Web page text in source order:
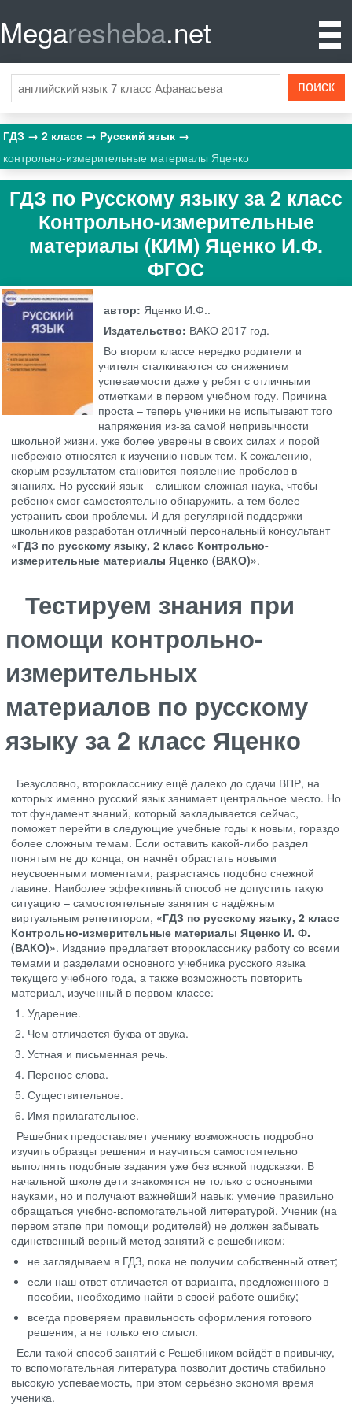
Megaresheba.net
ГДЗ 2 класс
Русский язык
контрольно-измерительные материалы Яценко
ГДЗ по Русскому языку за 2 класс
Контрольно-измерительные
материалы (КИМ) Яценко И.Ф.
ФГОС
автор: Яценко И.Ф..
Издательство: ВАКО 2017 год.
Во втором классе нередко родители и
учителя сталкиваются со снижением
успеваемости даже у ребят с отличными
отметками в первом учебном году. Причина
проста – теперь ученики не испытывают того
напряжения из-за самой непривычности
школьной жизни, уже более уверены в своих силах и порой
небрежно относятся к изучению новых тем. К сожалению,
скорым результатом становится появление пробелов в
знаниях. Но русский язык – слишком сложная наука, чтобы
ребенок смог самостоятельно обнаружить, а тем более
устранить свои проблемы. И для регулярной поддержки
школьников разработан отличный персональный консультант
«ГДЗ по русскому языку, 2 класс Контрольно-
измерительные материалы Яценко (ВАКО)».
Тестируем знания при
помощи контрольно-
измерительных
материалов по русскому
языку за 2 класс Яценко
Безусловно, второкласснику ещё далеко до сдачи ВПР, на
которых именно русский язык занимает центральное место. Но
тот фундамент знаний, который закладывается сейчас,
поможет перейти в следующие учебные годы к новым, гораздо
более сложным темам. Если оставить какой-либо раздел
понятым не до конца, он начнёт обрастать новыми
неусвоенными моментами, разрастаясь подобно снежной
лавине. Наиболее эффективный способ не допустить такую
ситуацию – самостоятельные занятия с надёжным
виртуальным репетитором, «ГДЗ по русскому языку, 2 класс
Контрольно-измерительные материалы Яценко И. Ф.
(ВАКО)». Издание предлагает второкласснику работу со всеми
темами и разделами основного учебника русского языка
текущего учебного года, а также возможность повторить
материал, изученный в первом классе:
Ударение.
Чем отличается буква от звука.
Устная и письменная речь.
Перенос слова.
Существительное.
Имя прилагательное.
Решебник предоставляет ученику возможность подробно
изучить образцы решения и научиться самостоятельно
выполнять подобные задания уже без всякой подсказки. В
начальной школе дети знакомятся не только с основными
науками, но и получают важнейший навык: умение правильно
обращаться учебно-вспомогательной литературой. Ученик (на
первом этапе при помощи родителей) не должен забывать
единственный верный метод занятий с решебником:
не заглядываем в ГДЗ, пока не получим собственный ответ;
если наш ответ отличается от варианта, предложенного в
пособии, необходимо найти в своей работе ошибку;
всегда проверяем правильность оформления готового
решения, а не только его смысл.
Если такой способ занятий с Решебником войдёт в привычку,
то вспомогательная литература позволит достичь стабильно
высокую успеваемость, при этом серьёзно экономя время
ученика.